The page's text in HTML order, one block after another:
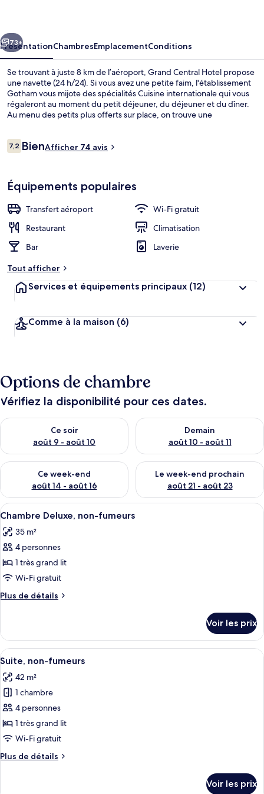
Suivant
73+
PrésentationChambresEmplacementConditions
Se trouvant à juste 8 km de l’aéroport, Grand Central Hotel propose
une navette (24 h/24). Si vous avez une petite faim, l'établissement
Gotham vous mijote des spécialités Cuisine internationale qui vous
régaleront au moment du petit déjeuner, du déjeuner et du dîner.
Au menu des petits plus offerts sur place, on trouve une
Avis
voyageurs
7,27,2 sur 10
BienAfficher 74 avis
Équipements populaires
Transfert aéroport
Wi-Fi gratuit
Restaurant
Climatisation
Bar
Laverie
Tout afficher
Services et équipements principaux (12)
Comme à la maison (6)
Options de chambre
Vérifiez la disponibilité pour ces dates.
Ce soir
août 9 - août 10
Vérifier la disponibilité pour ce soir août 9 - août 10
Demain
août 10 - août 11
Vérifier la disponibilité pour
Ce week-end
août 14 - août 16
Vérifier la disponibilité pour ce week-end août 14 - août 16
Le week-end prochain
août 21 - août 23
Vérifier la disponibilité pour
Afficher
toutes
les
photos
pour
ce
type
de
Chambre
Deluxe,
non-
fumeurs
Literie de qualité supérieure,
18
Chambre Deluxe, non-fumeurs
35 m²
4 personnes
1 très grand lit
Wi-Fi gratuit
Plus de détails
Plus
le
type
de
Chambre
Deluxe,
non-
fumeurs
Voir les prix
Afficher
toutes
les
photos
pour
ce
type
chambre :
Literie de qualité supérieure,
17
Suite, non-fumeurs
42 m²
1 chambre
4 personnes
1 très grand lit
Wi-Fi gratuit
Plus de détails
Plus
Voir les prix